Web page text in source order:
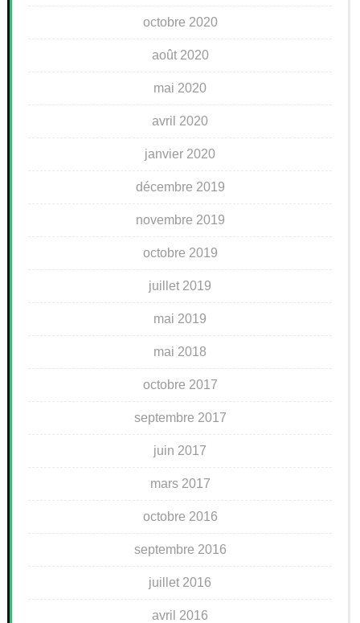
octobre 2020
août 2020
mai 2020
avril 2020
janvier 2020
décembre 2019
novembre 2019
octobre 2019
juillet 2019
mai 2019
mai 2018
octobre 2017
septembre 2017
juin 2017
mars 2017
octobre 2016
septembre 2016
juillet 2016
avril 2016